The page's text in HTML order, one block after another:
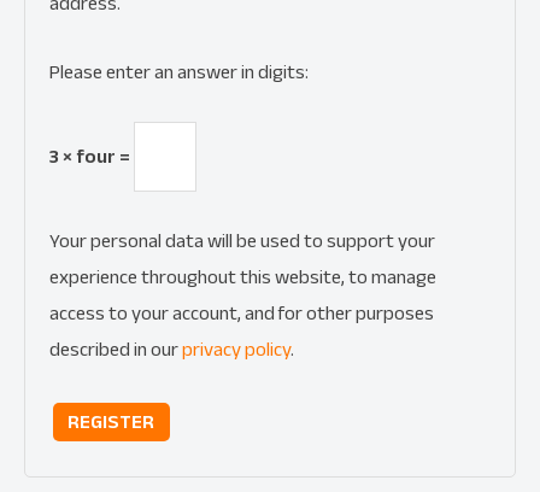
Please enter an answer in digits:
3 × four =
Your personal data will be used to support your
experience throughout this website, to manage
access to your account, and for other purposes
described in ourprivacy policy.
REGISTER